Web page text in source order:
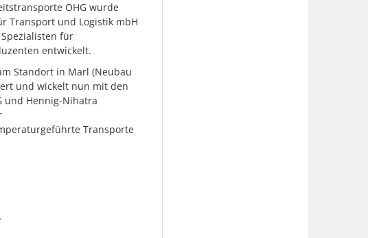
OHG wurde
Transport und Logistik mbH
für
entwickelt.
Standort in Marl (Neubau
und wickelt nun mit den
und Hennig-Nihatra
Transporte